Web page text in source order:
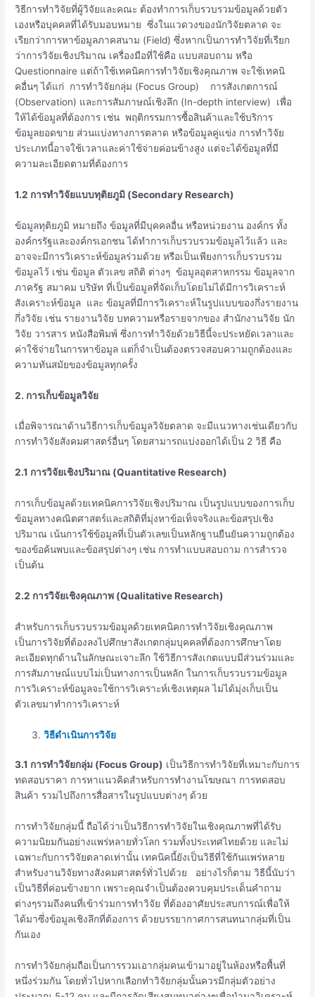
วิธีการทำวิจัยที่ผู้วิจัยและคณะ ต้องทำการเก็บรวบรวมข้อมูลด้วยตัว
เองหรือบุคคลที่ได้รับมอบหมาย ซึ่งในแวดวงของนักวิจัยตลาด จะ
เรียกว่าการหาข้อมูลภาคสนาม (Field) ซึ่งหากเป็นการทำวิจัยที่เรียก
ว่าการวิจัยเชิงปริมาณ เครื่องมือที่ใช้คือ แบบสอบถาม หรือ
Questionnaire แต่ถ้าใช้เทคนิคการทำวิจัยเชิงคุณภาพ จะใช้เทคนิ
คอื่นๆ ได้แก่ การทำวิจัยกลุ่ม (Focus Group) การสังเกตการณ์
(Observation) และการสัมภาษณ์เชิงลึก (In-depth interview) เพื่อ
ให้ได้ข้อมูลที่ต้องการ เช่น พฤติกรรมการซื้อสินค้าและใช้บริการ
ข้อมูลยอดขาย ส่วนแบ่งทางการตลาด หรือข้อมูลคู่แข่ง การทำวิจัย
ประเภทนี้อาจใช้เวลาและค่าใช้จ่ายค่อนข้างสูง แต่จะได้ข้อมูลที่มี
ความละเอียดตามที่ต้องการ
1.2 การทำวิจัยแบบทุติยภูมิ (Secondary Research)
ข้อมูลทุติยภูมิ หมายถึง ข้อมูลที่มีบุคคลอื่น หรือหน่วยงาน องค์กร ทั้ง
องค์กรรัฐและองค์กรเอกชน ได้ทำการเก็บรวบรวมข้อมูลไว้แล้ว และ
อาจจะมีการวิเคราะห์ข้อมูลร่วมด้วย หรือเป็นเพียงการเก็บรวบรวม
ข้อมูลไว้ เช่น ข้อมูล ตัวเลข สถิติ ต่างๆ ข้อมูลอุตสาหกรรม ข้อมูลจาก
ภาครัฐ สมาคม บริษัท ที่เป็นข้อมูลที่จัดเก็บโดยไม่ได้มีการวิเคราะห์
สังเคราะห์ข้อมูล และ ข้อมูลที่มีการวิเคราะห์ในรูปแบบของกึ่งรายงาน
กึ่งวิจัย เช่น รายงานวิจัย บทความหรือรายจากของ สำนักงานวิจัย นัก
วิจัย วารสาร หนังสือพิมพ์ ซึ่งการทำวิจัยด้วยวิธีนี้จะประหยัดเวลาและ
ค่าใช้จ่ายในการหาข้อมูล แต่ก็จำเป็นต้องตรวจสอบความถูกต้องและ
ความทันสมัยของข้อมูลทุกครั้ง
2. การเก็บข้อมูลวิจัย
เมื่อพิจารณาด้านวิธีการเก็บข้อมูลวิจัยตลาด จะมีแนวทางเช่นเดียวกับ
การทำวิจัยสังคมศาสตร์อื่นๆ โดยสามารถแบ่งออกได้เป็น 2 วิธี คือ
2.1 การวิจัยเชิงปริมาณ (Quantitative Research)
การเก็บข้อมูลด้วยเทคนิคการวิจัยเชิงปริมาณ เป็นรูปแบบของการเก็บ
ข้อมูลทางคณิตศาสตร์และสถิติที่มุ่งหาข้อเท็จจริงและข้อสรุปเชิง
ปริมาณ เน้นการใช้ข้อมูลที่เป็นตัวเลขเป็นหลักฐานยืนยันความถูกต้อง
ของข้อค้นพบและข้อสรุปต่างๆ เช่น การทำแบบสอบถาม การสำรวจ
เป็นต้น
2.2 การวิจัยเชิงคุณภาพ (Qualitative Research)
สำหรับการเก็บรวบรวมข้อมูลด้วยเทคนิคการทำวิจัยเชิงคุณภาพ
เป็นการวิจัยที่ต้องลงไปศึกษาสังเกตกลุ่มบุคคลที่ต้องการศึกษาโดย
ละเอียดทุกด้านในลักษณะเจาะลึก ใช้วิธีการสังเกตแบบมีส่วนร่วมและ
การสัมภาษณ์แบบไม่เป็นทางการเป็นหลัก ในการเก็บรวบรวมข้อมูล
การวิเคราะห์ข้อมูลจะใช้การวิเคราะห์เชิงเหตุผล ไม่ได้มุ่งเก็บเป็น
ตัวเลขมาทำการวิเคราะห์
วิธีดำเนินการวิจัย
3.1 การทำวิจัยกลุ่ม (Focus Group) เป็นวิธีการทำวิจัยที่เหมาะกับการ
ทดสอบราคา การหาแนวคิดสำหรับการทำงานโฆษณา การทดสอบ
สินค้า รวมไปถึงการสื่อสารในรูปแบบต่างๆ ด้วย
การทำวิจัยกลุ่มนี้ ถือได้ว่าเป็นวิธีการทำวิจัยในเชิงคุณภาพที่ได้รับ
ความนิยมกันอย่างแพร่หลายทั่วโลก รวมทั้งประเทศไทยด้วย และไม่
เฉพาะกับการวิจัยตลาดเท่านั้น เทคนิคนี้ยังเป็นวิธีที่ใช้กันแพร่หลาย
สำหรับงานวิจัยทางสังคมศาสตร์ทั่วไปด้วย อย่างไรก็ตาม วิธีนี้นับว่า
เป็นวิธีที่ค่อนข้างยาก เพราะคุณจำเป็นต้องควบคุมประเด็นคำถาม
ต่างๆรวมถึงคนที่เข้าร่วมการทำวิจัย ที่ต้องอาศัยประสบการณ์เพื่อให้
ได้มาซึ่งข้อมูลเชิงลึกที่ต้องการ ด้วยบรรยากาศการสนทนากลุ่มที่เป็น
กันเอง
การทำวิจัยกลุ่มถือเป็นการรวมเอากลุ่มคนเข้ามาอยู่ในห้องหรือพื้นที่
หนึ่งร่วมกัน โดยทั่วไปหากเลือกทำวิจัยกลุ่มนั้นควรมีกลุ่มตัวอย่าง